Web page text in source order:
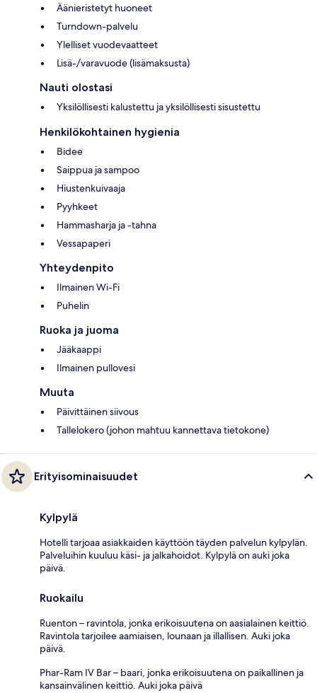
Äänieristetyt huoneet
Turndown-palvelu
Ylelliset vuodevaatteet
Lisä-/varavuode (lisämaksusta)
Nauti olostasi
Yksilöllisesti kalustettu ja yksilöllisesti sisustettu
Henkilökohtainen hygienia
Bidee
Saippua ja sampoo
Hiustenkuivaaja
Pyyhkeet
Hammasharja ja -tahna
Vessapaperi
Yhteydenpito
Ilmainen Wi-Fi
Puhelin
Ruoka ja juoma
Jääkaappi
Ilmainen pullovesi
Muuta
Päivittäinen siivous
Tallelokero (johon mahtuu kannettava tietokone)
Erityisominaisuudet
Kylpylä
Hotelli tarjoaa asiakkaiden käyttöön täyden palvelun kylpylän.
Palveluihin kuuluu käsi- ja jalkahoidot. Kylpylä on auki joka
päivä.
Ruokailu
Ruenton – ravintola, jonka erikoisuutena on aasialainen keittiö.
Ravintola tarjoilee aamiaisen, lounaan ja illallisen. Auki joka
päivä.
Phar-Ram IV Bar – baari, jonka erikoisuutena on paikallinen ja
kansainvälinen keittiö. Auki joka päivä